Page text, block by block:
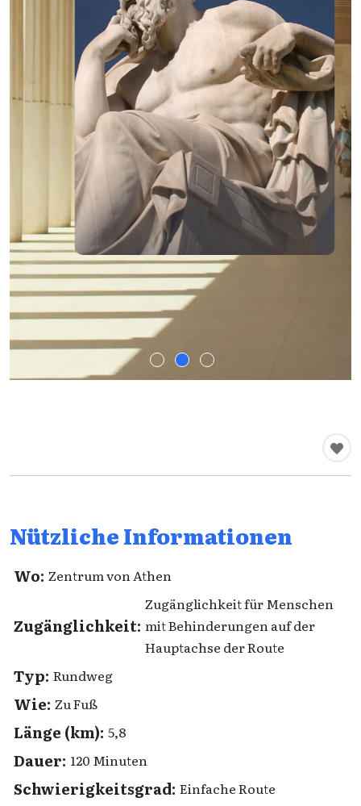
Nützliche Informationen
Wo: Zentrum von Athen
Zugänglichkeit:
Zugänglichkeit für Menschen
mit Behinderungen auf der
Hauptachse der Route
Typ: Rundweg
Wie: Zu Fuß
Länge (km): 5,8
Dauer: 120 Minuten
Schwierigkeitsgrad: Einfache Route